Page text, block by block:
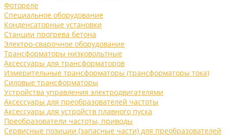
Фотореле
Специальное оборудование
Конденсаторные установки
Станции прогрева бетона
Электро-сварочное оборудование
Трансформаторы низковольтные
Аксессуары для трансформаторов
Измерительные трансформаторы (трансформаторы тока)
Силовые трансформаторы
Устройства управления электродвигателями
Аксессуары для преобразователей частоты
Аксессуары для устройств плавного пуска
Преобразователи частоты, приводы
Сервисные позиции (запасные части) для преобразователей